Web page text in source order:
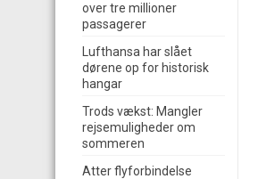
over tre millioner
passagerer
Lufthansa har slået
dørene op for historisk
hangar
Trods vækst: Mangler
rejsemuligheder om
sommeren
Atter flyforbindelse